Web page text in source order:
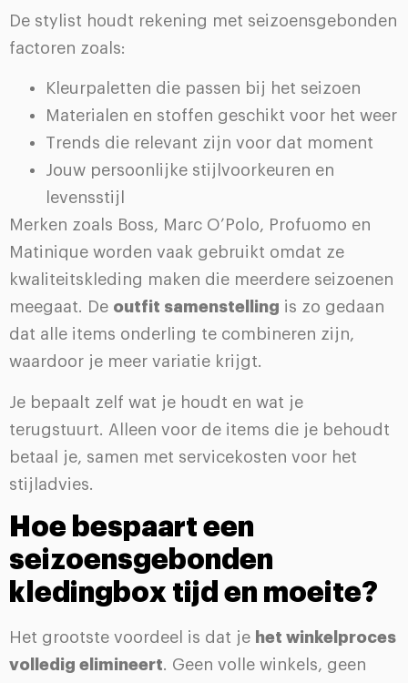
De stylist houdt rekening met seizoensgebonden
factoren zoals:
Kleurpaletten die passen bij het seizoen
Materialen en stoffen geschikt voor het weer
Trends die relevant zijn voor dat moment
Jouw persoonlijke stijlvoorkeuren en
levensstijl
Merken zoals Boss, Marc O’Polo, Profuomo en
Matinique worden vaak gebruikt omdat ze
kwaliteitskleding maken die meerdere seizoenen
meegaat. De outfit samenstelling is zo gedaan
dat alle items onderling te combineren zijn,
waardoor je meer variatie krijgt.
Je bepaalt zelf wat je houdt en wat je
terugstuurt. Alleen voor de items die je behoudt
betaal je, samen met servicekosten voor het
stijladvies.
Hoe bespaart een
seizoensgebonden
kledingbox tijd en moeite?
Het grootste voordeel is dat je het winkelproces
volledig elimineert. Geen volle winkels, geen